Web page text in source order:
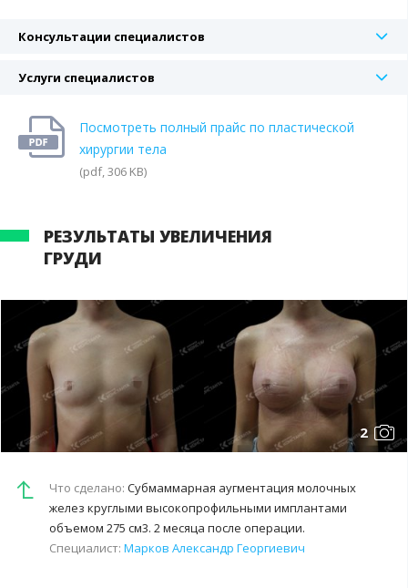
Консультации специалистов
Услуги специалистов
Посмотреть полный прайс по пластической
хирургии тела
(pdf, 306 KB)
РЕЗУЛЬТАТЫ УВЕЛИЧЕНИЯ
ГРУДИ
2
Что сделано: Субмаммарная аугментация молочных
желез круглыми высокопрофильными имплантами
объемом 275 см3. 2 месяца после операции.
Специалист: Марков Александр Георгиевич